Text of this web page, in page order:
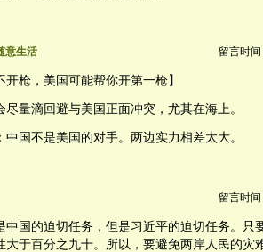
意生活 留言时间
开枪，美国可能帮你开第一枪】
尽量滴回避与美国正面冲突，尤其在海上。
中国不是美国的对手。两边实力相差太大。
留言时间
中国的迫切任务，但是习近平的迫切任务。只
大于百分之九十。所以，要避免两岸人民的灾